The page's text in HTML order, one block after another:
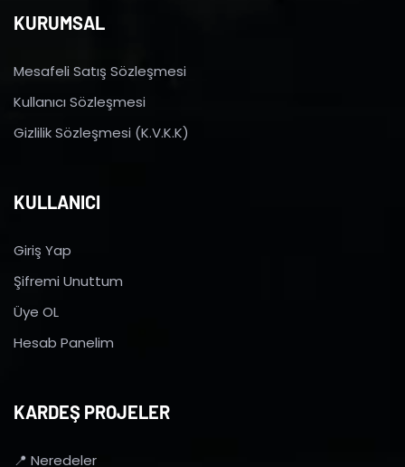
KURUMSAL
Mesafeli Satış Sözleşmesi
Kullanıcı Sözleşmesi
Gizlilik Sözleşmesi (K.V.K.K)
KULLANICI
Giriş Yap
Şifremi Unuttum
Üye OL
Hesab Panelim
KARDEŞ PROJELER
📍 Neredeler